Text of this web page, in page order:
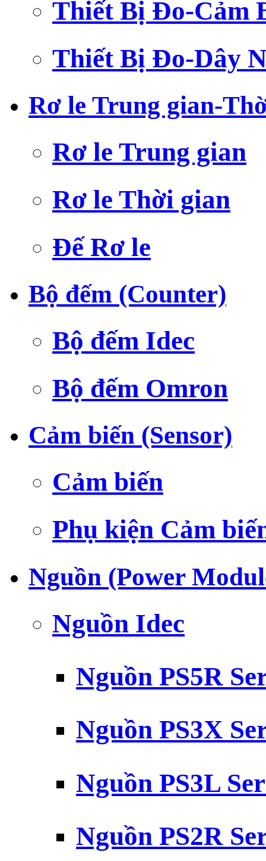
Thiết Bị Đo-Cảm
Thiết Bị Đo-Dây
Rơ le Trung gian-
Rơ le Trung gian
Rơ le Thời gian
Đế Rơ le
Bộ đếm (Counter)
Bộ đếm Idec
Bộ đếm Omron
Cảm biến (Sensor)
Cảm biến
Phụ kiện Cảm
Nguồn (Power
Nguồn Idec
Nguồn PS5R
Nguồn PS3X
Nguồn PS3L
Nguồn PS2R